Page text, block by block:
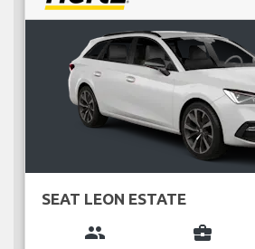
SEAT LEON ESTATE
group business_center